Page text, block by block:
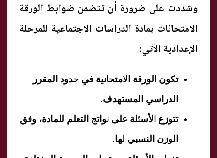
وشددت على ضرورة أن تتضمن ضوابط الورقة
الامتحانات بمادة الدراسات الاجتماعية للمرحلة
الإعدادية الآتي:
تكون الورقة الامتحانية في حدود المقرر
الدراسي المستهدف.
تتوزع الأسئلة على نواتج التعلم للمادة، وفق
الوزن النسبي لها.